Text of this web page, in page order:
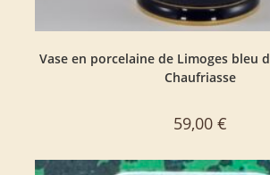
Vase en porcelaine de Limoges bleu
Chaufriasse
59,00 €